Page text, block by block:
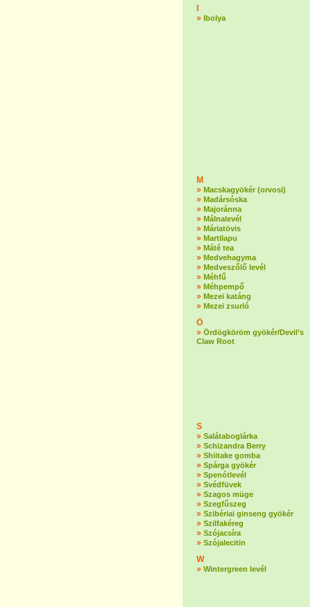
» Ibolya
M
» Macskagyökér (orvosi)
» Madársóska
» Majoránna
» Málnalevél
» Máriatövis
» Martilapu
» Máté tea
» Medvehagyma
» Medveszőlő levél
» Méhfű
» Méhpempő
» Mezei katáng
» Mezei zsurló
Ö
» Ördögköröm gyökér/Devil’s
Claw Root
S
» Salátaboglárka
» Schizandra Berry
» Shiitake gomba
» Spárga gyökér
» Spenótlevél
» Svédfüvek
» Szagos müge
» Szegfűszeg
» Szibériai ginseng gyökér
» Szilfakéreg
» Szójacsíra
» Szójalecitin
W
» Wintergreen levél